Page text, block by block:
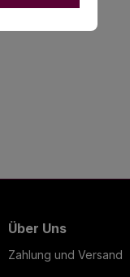
Über Uns
Zahlung und Versand